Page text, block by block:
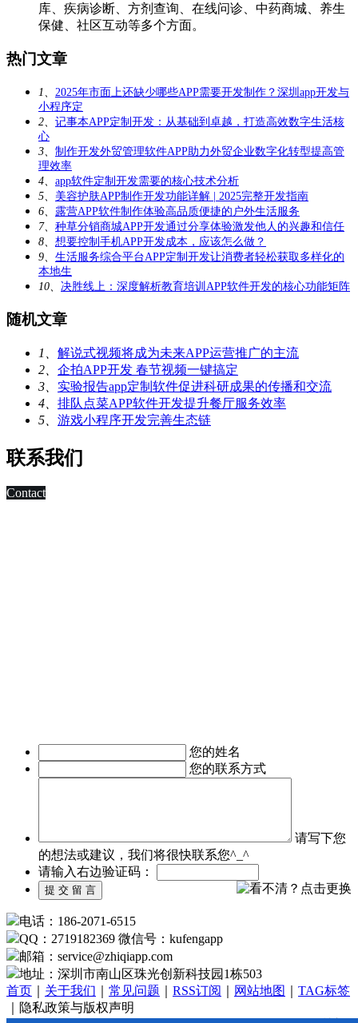
库、疾病诊断、方剂查询、在线问诊、中药商城、养生
保健、社区互动等多个方面。
热门文章
1、 2025年市面上还缺少哪些APP需要开发制作？深圳app开发与
小程序定
2、 记事本APP定制开发：从基础到卓越，打造高效数字生活核
心
3、 制作开发外贸管理软件APP助力外贸企业数字化转型提高管
理效率
4、 app软件定制开发需要的核心技术分析
5、 美容护肤APP制作开发功能详解 | 2025完整开发指南
6、 露营APP软件制作体验高品质便捷的户外生活服务
7、 种草分销商城APP开发通过分享体验激发他人的兴趣和信任
8、 想要控制手机APP开发成本，应该怎么做？
9、 生活服务综合平台APP定制开发让消费者轻松获取多样化的
本地生
10、 决胜线上：深度解析教育培训APP软件开发的核心功能矩阵
随机文章
1、 解说式视频将成为未来APP运营推广的主流
2、 企拍APP开发 春节视频一键搞定
3、 实验报告app定制软件促进科研成果的传播和交流
4、 排队点菜APP软件开发提升餐厅服务效率
5、 游戏小程序开发完善生态链
联系我们
Contact
您的姓名
您的联系方式
请写下您
的想法或建议，我们将很快联系您^_^
请输入右边验证码：
电话：186-2071-6515
QQ：2719182369 微信号：kufengapp
邮箱：service@zhiqiapp.com
地址：深圳市南山区珠光创新科技园1栋503
首页
关于我们 常见问题 RSS订阅 网站地图
TAG标签
｜隐私政策与版权声明